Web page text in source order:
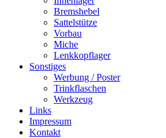
Bremshebel
Sattelstütze
Vorbau
Miche
Lenkkopflager
Sonstiges
Werbung / Poster
Trinkflaschen
Werkzeug
Links
Impressum
Kontakt